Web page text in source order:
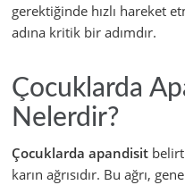
gerektiğinde hızlı hareket
adına kritik bir adımdır.
Çocuklarda
Nelerdir?
Çocuklarda apandisit
karın ağrısıdır. Bu ağrı,